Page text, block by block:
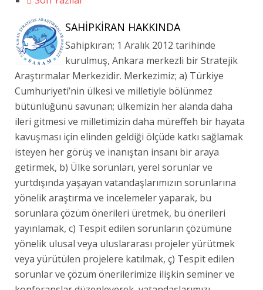
SAHIPKIRAN HAKKINDA
Sahipkıran; 1 Aralık 2012 tarihinde
kurulmuş, Ankara merkezli bir Stratejik
Araştırmalar Merkezidir. Merkezimiz; a) Türkiye
Cumhuriyeti’nin ülkesi ve milletiyle bölünmez
bütünlüğünü savunan; ülkemizin her alanda daha
ileri gitmesi ve milletimizin daha müreffeh bir hayata
kavuşması için elinden geldiği ölçüde katkı sağlamak
isteyen her görüş ve inanıştan insanı bir araya
getirmek, b) Ülke sorunları, yerel sorunlar ve
yurtdışında yaşayan vatandaşlarımızın sorunlarına
yönelik araştırma ve incelemeler yaparak, bu
sorunlara çözüm önerileri üretmek, bu önerileri
yayınlamak, c) Tespit edilen sorunların çözümüne
yönelik ulusal veya uluslararası projeler yürütmek
veya yürütülen projelere katılmak, ç) Tespit edilen
sorunlar ve çözüm önerilerimize ilişkin seminer ve